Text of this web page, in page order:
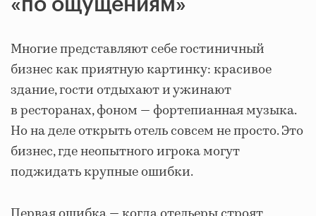
«по ощущениям»
Многие представляют себе гостиничный
бизнес как приятную картинку: красивое
здание, гости отдыхают и ужинают
в ресторанах, фоном — фортепианная музыка.
Но на деле открыть отель совсем не просто. Это
бизнес, где неопытного игрока могут
поджидать крупные ошибки.